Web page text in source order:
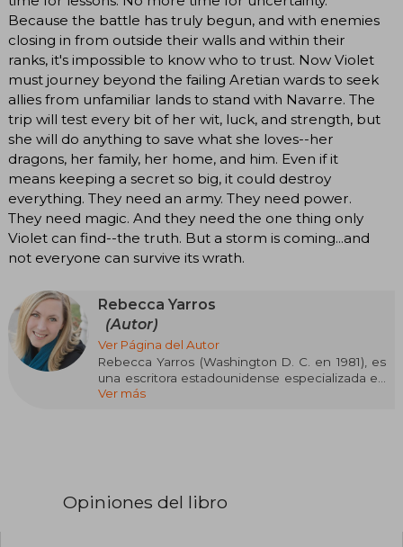
Because the battle has truly begun, and with enemies
closing in from outside their walls and within their
ranks, it's impossible to know who to trust. Now Violet
must journey beyond the failing Aretian wards to seek
allies from unfamiliar lands to stand with Navarre. The
trip will test every bit of her wit, luck, and strength, but
she will do anything to save what she loves--her
dragons, her family, her home, and him. Even if it
means keeping a secret so big, it could destroy
everything. They need an army. They need power.
They need magic. And they need the one thing only
Violet can find--the truth. But a storm is coming...and
not everyone can survive its wrath.
Rebecca Yarros
(Autor)
Ver Página del Autor
Rebecca Yarros (Washington D. C. en 1981), es
una escritora estadounidense especializada en
fantasía romántica y romance contemporáneo.
ambientada en una academia militar con
Ver más
Opiniones del libro